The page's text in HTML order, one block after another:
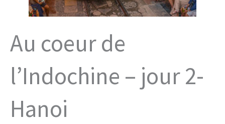
Au coeur de
l’Indochine – jour 2-
Hanoi